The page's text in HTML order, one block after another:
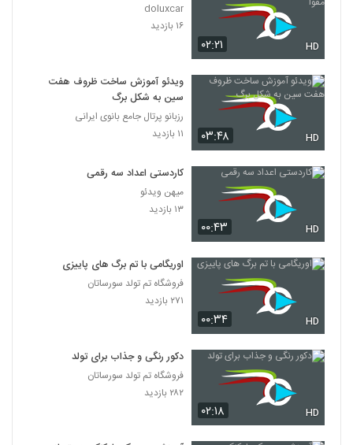
۰۲:۲۱ HD
doluxcar
۱۶ بازدید
۰۳:۴۸ HD
ویدئو آموزش ساخت ظروف هفت
سین به شکل برگ
رزبانو پرتال جامع بانوی ایرانی
۱۱ بازدید
۰۰:۴۳ HD
کاردستی اعداد سه رقمی
میهن ویدئو
۱۳ بازدید
۰۰:۳۴ HD
اوریگامی با تم برگ های پاییزی
فروشگاه تم تولد سورساتان
۲۷۱ بازدید
۰۲:۱۸ HD
دکور رنگی و جذاب برای تولد
فروشگاه تم تولد سورساتان
۲۸۲ بازدید